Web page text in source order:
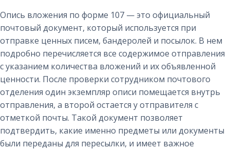
Опись вложения по форме 107 — это официальный
почтовый документ, который используется при
отправке ценных писем, бандеролей и посылок. В нем
подробно перечисляется все содержимое отправления
с указанием количества вложений и их объявленной
ценности. После проверки сотрудником почтового
отделения один экземпляр описи помещается внутрь
отправления, а второй остается у отправителя с
отметкой почты. Такой документ позволяет
подтвердить, какие именно предметы или документы
были переданы для пересылки, и имеет важное